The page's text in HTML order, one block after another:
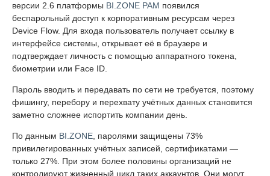
версии 2.6 платформы BI.ZONE PAM появился
беспарольный доступ к корпоративным ресурсам через
Device Flow. Для входа пользователь получает ссылку в
интерфейсе системы, открывает её в браузере и
подтверждает личность с помощью аппаратного токена,
биометрии или Face ID.
Пароль вводить и передавать по сети не требуется, поэтому
фишингу, перебору и перехвату учётных данных становится
заметно сложнее испортить компании день.
По данным BI.ZONE, паролями защищены 73%
привилегированных учётных записей, сертификатами —
только 27%. При этом более половины организаций не
контролируют жизненный цикл таких аккаунтов. Они могут